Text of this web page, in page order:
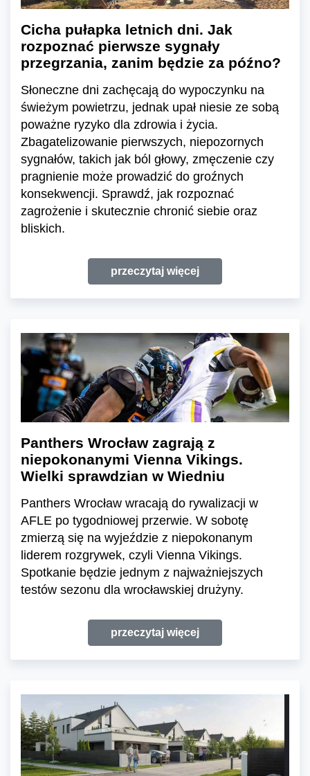
Cicha pułapka letnich dni. Jak
rozpoznać pierwsze sygnały
przegrzania, zanim będzie za późno?
Słoneczne dni zachęcają do wypoczynku na
świeżym powietrzu, jednak upał niesie ze sobą
poważne ryzyko dla zdrowia i życia.
Zbagatelizowanie pierwszych, niepozornych
sygnałów, takich jak ból głowy, zmęczenie czy
pragnienie może prowadzić do groźnych
konsekwencji. Sprawdź, jak rozpoznać
zagrożenie i skutecznie chronić siebie oraz
bliskich.
przeczytaj więcej
Panthers Wrocław zagrają z
niepokonanymi Vienna Vikings.
Wielki sprawdzian w Wiedniu
Panthers Wrocław wracają do rywalizacji w
AFLE po tygodniowej przerwie. W sobotę
zmierzą się na wyjeździe z niepokonanym
liderem rozgrywek, czyli Vienna Vikings.
Spotkanie będzie jednym z najważniejszych
testów sezonu dla wrocławskiej drużyny.
przeczytaj więcej